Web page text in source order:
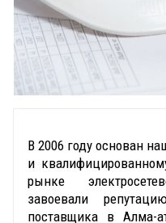
В 2006 году основан
и
рынке
завоевали
поставщика в Алма-